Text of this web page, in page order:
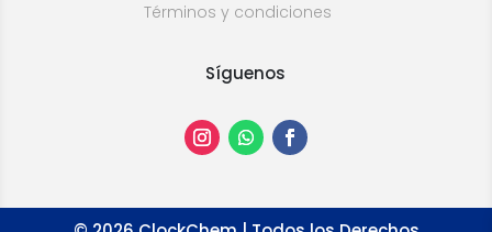
Términos y condiciones
Síguenos